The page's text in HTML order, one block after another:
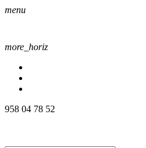
menu
more_horiz
958 04 78 52